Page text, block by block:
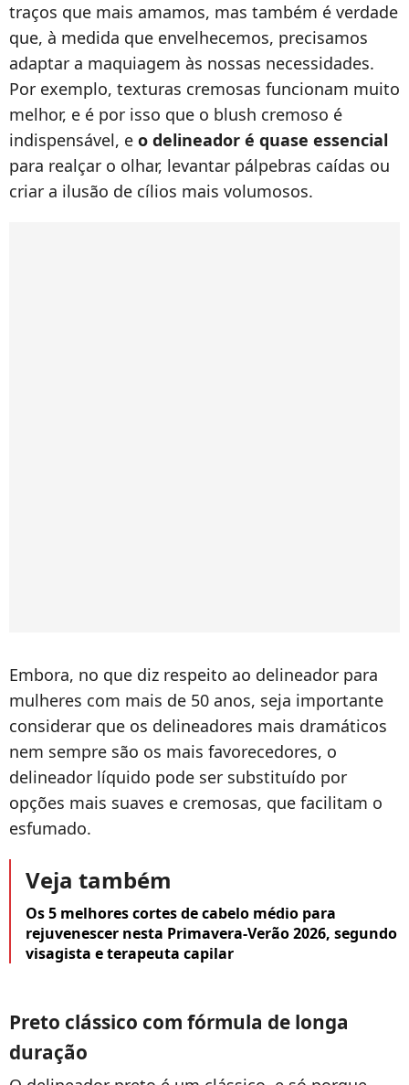
traços que mais amamos, mas também é verdade
que, à medida que envelhecemos, precisamos
adaptar a maquiagem às nossas necessidades.
Por exemplo, texturas cremosas funcionam muito
melhor, e é por isso que o blush cremoso é
indispensável, e o delineador é quase essencial
para realçar o olhar, levantar pálpebras caídas ou
criar a ilusão de cílios mais volumosos.
Embora, no que diz respeito ao delineador para
mulheres com mais de 50 anos, seja importante
considerar que os delineadores mais dramáticos
nem sempre são os mais favorecedores, o
delineador líquido pode ser substituído por
opções mais suaves e cremosas, que facilitam o
esfumado.
Veja também
Os 5 melhores cortes de cabelo médio para
rejuvenescer nesta Primavera-Verão 2026, segundo
visagista e terapeuta capilar
Preto clássico com fórmula de longa
duração